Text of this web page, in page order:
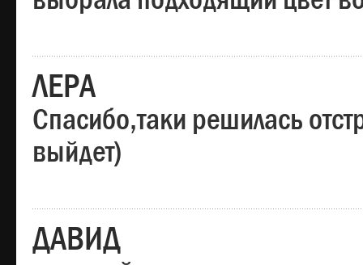
ЛЕРА
Спасибо,таки решилась
выйдет)
ДАВИД